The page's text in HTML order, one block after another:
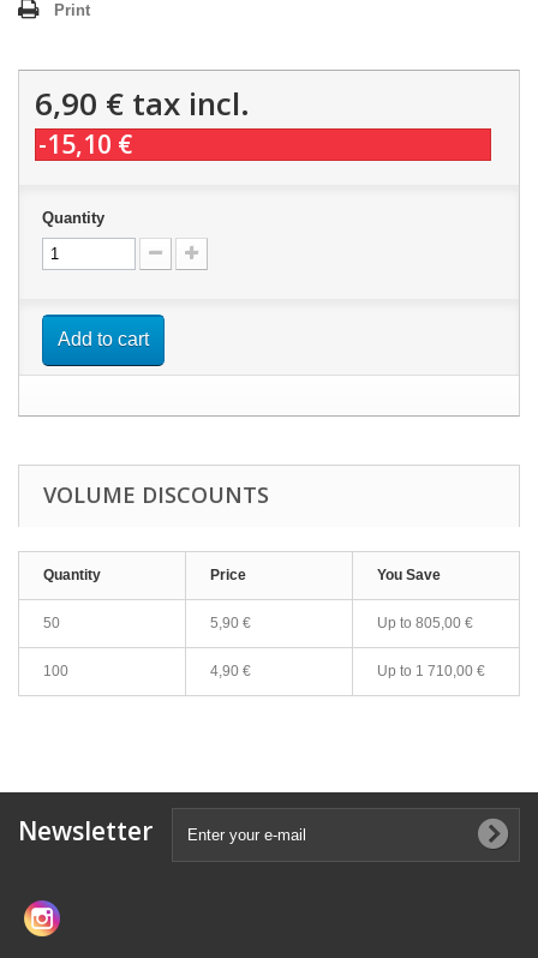
Print
6,90 € tax incl.
-15,10 €
Quantity
Add to cart
VOLUME DISCOUNTS
Quantity Price You Save
50 5,90 € Up to 805,00 €
100 4,90 € Up to 1 710,00 €
Newsletter